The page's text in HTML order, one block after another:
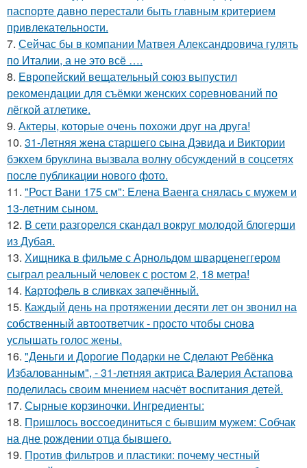
паспорте давно перестали быть главным критерием
привлекательности.
7. Сейчас бы в компании Матвея Александровича гулять
по Италии, а не это всё ….
8. Европейский вещательный союз выпустил
рекомендации для съёмки женских соревнований по
лёгкой атлетике.
9. Актеры, которые очень похожи друг на друга!
10. 31-Летняя жена старшего сына Дэвида и Виктории
бэкхем бруклина вызвала волну обсуждений в соцсетях
после публикации нового фото.
11. "Рост Вани 175 см": Елена Ваенга снялась с мужем и
13-летним сыном.
12. В сети разгорелся скандал вокруг молодой блогерши
из Дубая.
13. Хищника в фильме с Арнольдом шварценеггером
сыграл реальный человек с ростом 2, 18 метра!
14. Картофель в сливках запечённый.
15. Каждый день на протяжении десяти лет он звонил на
собственный автоответчик - просто чтобы снова
услышать голос жены.
16. "Деньги и Дорогие Подарки не Сделают Ребёнка
Избалованным", - 31-летняя актриса Валерия Астапова
поделилась своим мнением насчёт воспитания детей.
17. Сырные корзиночки. Ингредиенты:
18. Пришлось воссоединиться с бывшим мужем: Собчак
на дне рождении отца бывшего.
19. Против фильтров и пластики: почему честный